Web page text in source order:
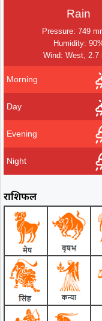
Rain
Pressure: 749
Humidity:
Wind: West, 2.7
Morning
Day
Evening
Night
राशिफल